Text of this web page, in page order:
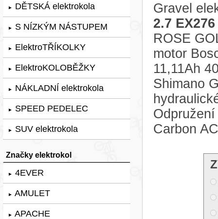
► DĚTSKÁ elektrokola
► S NÍZKÝM NÁSTUPEM
► ElektroTŘÍKOLKY
► ElektroKOLOBĚŽKY
► NÁKLADNÍ elektrokola
► SPEED PEDELEC
► SUV elektrokola
Značky elektrokol
► 4EVER
► AMULET
► APACHE
Gravel
2.7
ROSE
motor
11,11Ah
Shimano
Carbon